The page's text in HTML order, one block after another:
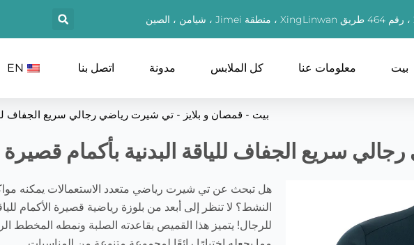
搜
索
بيت معلومات عنا كل الملابس مدونة اتصل بنا EN
بيت - قمصان و بلايز - تي شيرت رياضي رجالي سريع الجفاف
سريع الجفاف للياقة البدنية بأكمام قصيرة
هل تبحث عن تي شيرت رياضي متعدد الاستعمالات يمكنه
النشط؟ لا تنظر إلى أبعد من بلوزة رياضية قصيرة الأكمام
للرجال! يتميز هذا القميص بقاعدته الصلبة ونمطه المخطط